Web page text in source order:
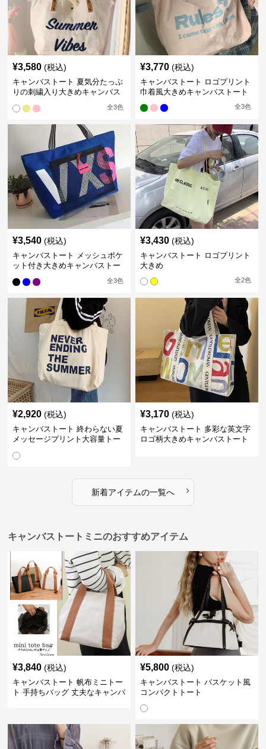
¥3,580 (税込)
キャンバストート 夏気分たっぷ
りの刺繍入り大きめキャンバス
全3色
¥3,770 (税込)
キャンバストート ロゴプリント
巾着風大きめキャンバストート
全3色
¥3,540 (税込)
キャンバストート メッシュポケ
ット付き大きめキャンバストー
全3色
¥3,430 (税込)
キャンバストート ロゴプリント
大きめ
全2色
¥2,920 (税込)
キャンバストート 終わらない夏
メッセージプリント大容量トー
¥3,170 (税込)
キャンバストート 多彩な英文字
ロゴ柄大きめキャンバストート
新着アイテムの一覧へ ›
キャンバストートミニのおすすめアイテム
¥3,840 (税込)
キャンバストート 帆布ミニトー
ト 手持ちバッグ 丈夫なキャンバ
¥5,800 (税込)
キャンバストート バスケット風
コンパクトトート